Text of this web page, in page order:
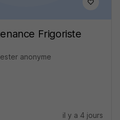
Frigoriste
anonyme
il y a 4 jours